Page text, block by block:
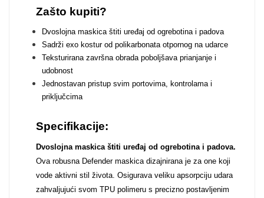
Zašto kupiti?
Dvoslojna maskica štiti uređaj od ogrebotina i padova
Sadrži exo kostur od polikarbonata otpornog na udarce
Teksturirana završna obrada poboljšava prianjanje i
udobnost
Jednostavan pristup svim portovima, kontrolama i
priključcima
Specifikacije:
Dvoslojna maskica štiti uređaj od ogrebotina i padova.
Ova robusna Defender maskica dizajnirana je za one koji
vode aktivni stil života. Osigurava veliku apsorpciju udara
zahvaljujući svom TPU polimeru s precizno postavljenim
Doodles Apstraktni motivi
Monogrami